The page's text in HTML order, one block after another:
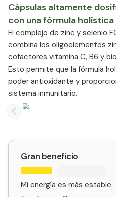
Cápsulas altamente
con una fórmula holística
El complejo de zinc y selenio
combina los oligoelementos
cofactores vitamina C, B6 y
Esto permite que la fórmula
poder antioxidante y
sistema inmunitario.
Previous slide
Gran beneficio
Mi energía es más estable.